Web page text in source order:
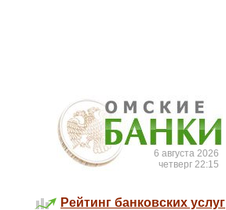
6 августа 2026
четверг 22:15
Рейтинг банковских услуг